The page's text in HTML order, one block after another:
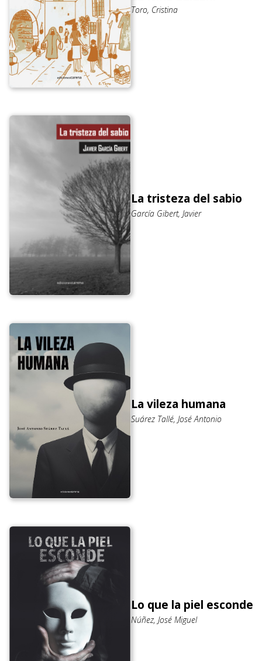
Toro, Cristina
La tristeza del sabio
García Gibert, Javier
La vileza humana
Suárez Tallé, José Antonio
Lo que la piel esconde
Núñez, José Miguel